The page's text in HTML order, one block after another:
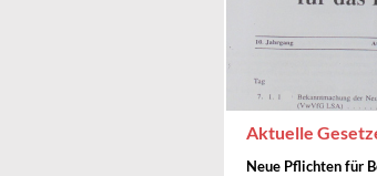
Aktuelle
Neue Pflichten für